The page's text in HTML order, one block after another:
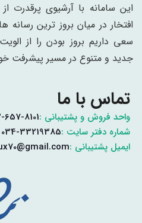
این سامانه با آرشیوی پرقدرت
افتخار در میان بروز ترین
سعی داریم بروز بودن را از
جدید و متنوع در مسیر پیشرفت
تماس با ما
واحد فروش و پشتیبانی :657-8101
شماره دفتر سایت :034-33219385
ایمیل پشتیبانی :